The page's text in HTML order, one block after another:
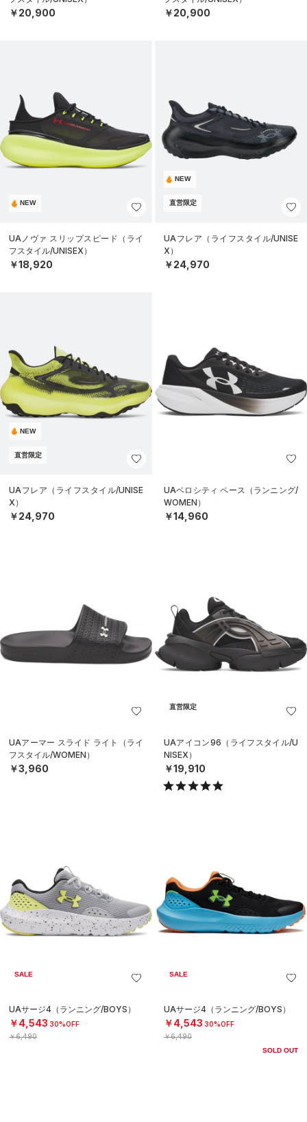
￥20,900 ￥20,900
NEW
UAノヴァ スリップスピード（ライ
フスタイル/UNISEX）
￥18,920
NEW
直営限定
UAフレア（ライフスタイル/UNISE
X）
￥24,970
NEW
直営限定
UAフレア（ライフスタイル/UNISE
X）
￥24,970
UAベロシティ ペース（ランニング/
WOMEN）
￥14,960
UAアーマー スライド ライト（ライ
フスタイル/WOMEN）
￥3,960
直営限定
UAアイコン96（ライフスタイル/U
NISEX）
￥19,910
SALE
UAサージ4（ランニング/BOYS）
￥4,543 30%OFF
￥6,490
SALE
UAサージ4（ランニング/BOYS）
￥4,543 30%OFF
￥6,490
SOLD OUT